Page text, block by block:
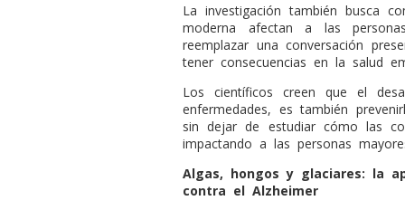
La investigación también busca
moderna afectan a las
reemplazar una conversación
tener consecuencias en la salud
Los científicos creen que el
enfermedades, es también
sin dejar de estudiar cómo las
impactando a las personas
Algas, hongos y glaciares: la
contra el Alzheimer